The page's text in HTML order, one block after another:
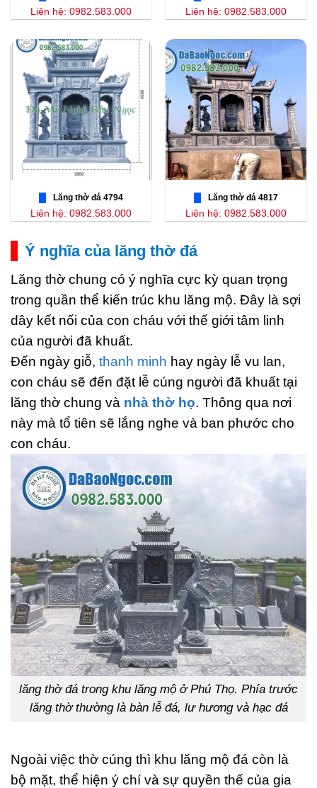
Liên hệ: 0982.583.000 Liên hệ: 0982.583.000
Lăng thờ đá 4794
Liên hệ: 0982.583.000
Lăng thờ đá 4817
Liên hệ: 0982.583.000
Ý nghĩa của lăng thờ đá
Lăng thờ chung có ý nghĩa cực kỳ quan trọng
trong quần thể kiến trúc khu lăng mộ. Đây là sợi
dây kết nối của con cháu với thế giới tâm linh
của người đã khuất.
Đến ngày giỗ, thanh minh hay ngày lễ vu lan,
con cháu sẽ đến đặt lễ cúng người đã khuất tại
lăng thờ chung và nhà thờ họ. Thông qua nơi
này mà tổ tiên sẽ lắng nghe và ban phước cho
con cháu.
lăng thờ đá trong khu lăng mộ ở Phú Thọ. Phía trước
lăng thờ thường là bàn lễ đá, lư hương và hạc đá
Ngoài việc thờ cúng thì khu lăng mộ đá còn là
bộ mặt, thể hiện ý chí và sự quyền thế của gia